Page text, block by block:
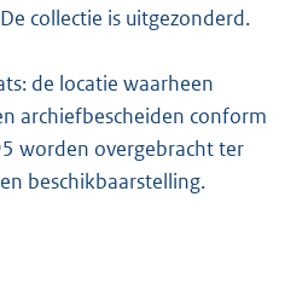
collectie is uitgezonderd.
de locatie waarheen
archiefbescheiden conform
worden overgebracht ter
beschikbaarstelling.